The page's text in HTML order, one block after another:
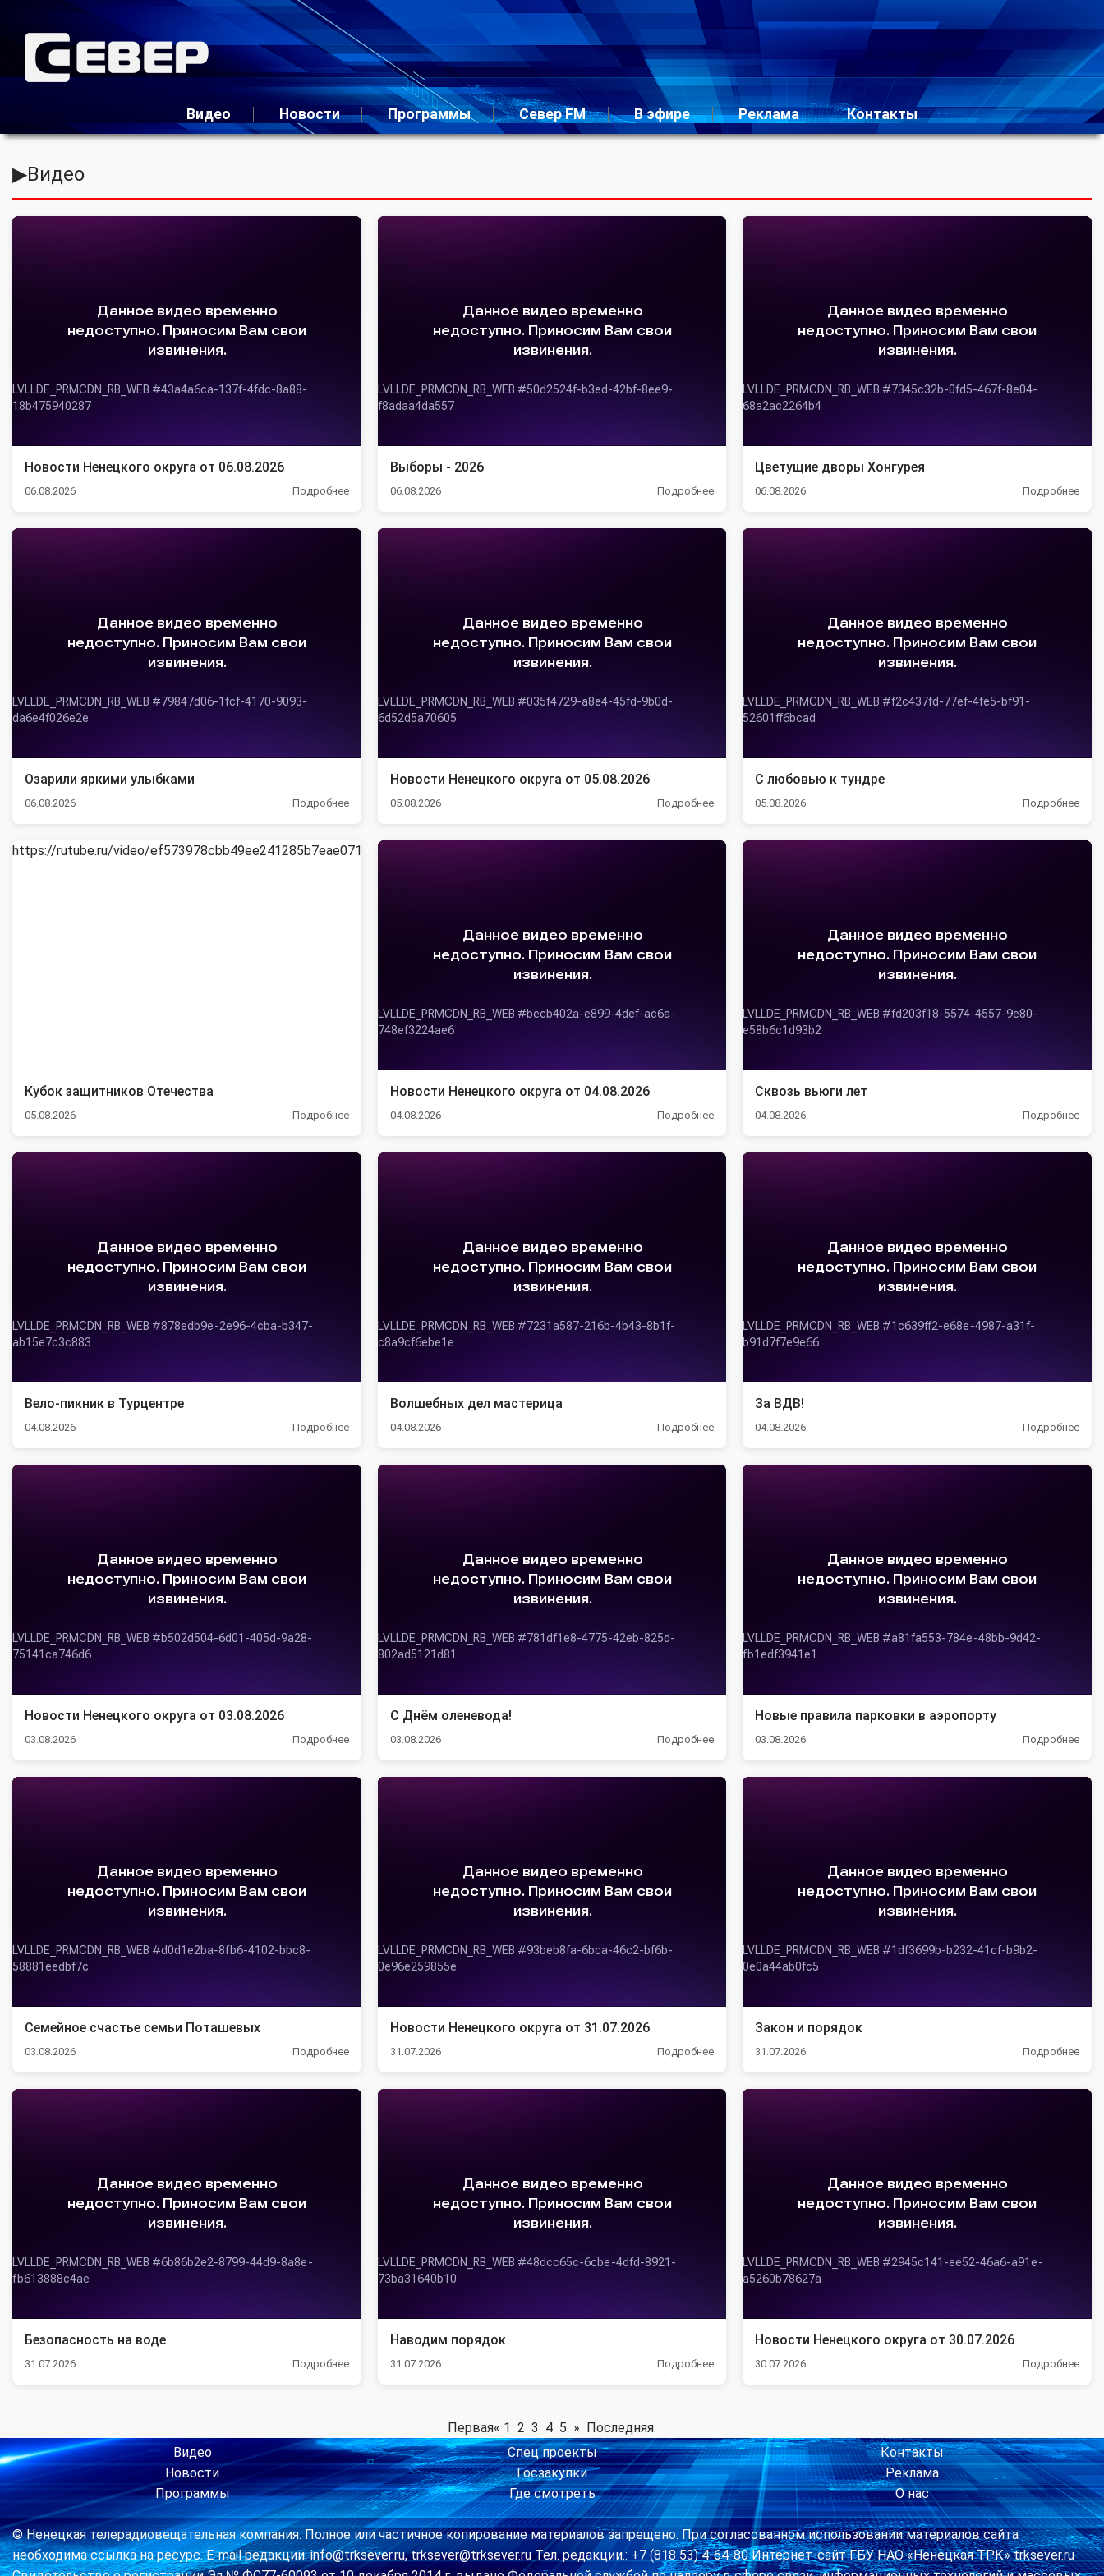
Видео Новости Программы Север FM В эфире Реклама Контакты
▶Видео
Новости Ненецкого округа от 06.08.2026
06.08.2026 Подробнее
Выборы - 2026
06.08.2026 Подробнее
Цветущие дворы Хонгурея
06.08.2026 Подробнее
Озарили яркими улыбками
06.08.2026 Подробнее
Новости Ненецкого округа от 05.08.2026
05.08.2026 Подробнее
С любовью к тундре
05.08.2026 Подробнее
https://rutube.ru/video/ef573978cbb49ee241285b7eae0718e6/
Кубок защитников Отечества
05.08.2026 Подробнее
Новости Ненецкого округа от 04.08.2026
04.08.2026 Подробнее
Сквозь вьюги лет
04.08.2026 Подробнее
Вело-пикник в Турцентре
04.08.2026 Подробнее
Волшебных дел мастерица
04.08.2026 Подробнее
За ВДВ!
04.08.2026 Подробнее
Новости Ненецкого округа от 03.08.2026
03.08.2026 Подробнее
С Днём оленевода!
03.08.2026 Подробнее
Новые правила парковки в аэропорту
03.08.2026 Подробнее
Семейное счастье семьи Поташевых
03.08.2026 Подробнее
Новости Ненецкого округа от 31.07.2026
31.07.2026 Подробнее
Закон и порядок
31.07.2026 Подробнее
Безопасность на воде
31.07.2026 Подробнее
Наводим порядок
31.07.2026 Подробнее
Новости Ненецкого округа от 30.07.2026
30.07.2026 Подробнее
Первая« 1 2 3 4 5 » Последняя
Видео
Новости
Программы
Спец проекты
Госзакупки
Где смотреть
Контакты
Реклама
О нас
© Ненецкая телерадиовещательная компания. Полное или частичное копирование материалов запрещено. При согласованном использовании материалов сайта
необходима ссылка на ресурс. E-mail редакции: info@trksever.ru, trksever@trksever.ru Тел. редакции.: +7 (818 53) 4-64-80 Интернет-сайт ГБУ НАО «Ненецкая ТРК» trksever.ru